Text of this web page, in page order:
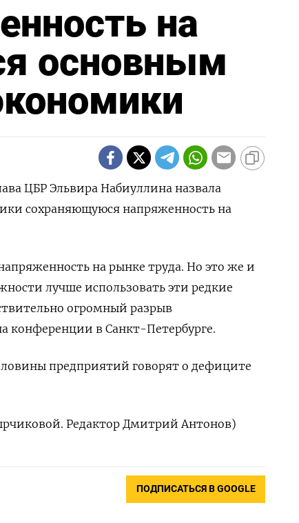
на
основным
ЦБР Эльвира Набиуллина ‌назвала
сохраняющуюся ​напряженность ​на
‌на рынке труда. Но это ​же ‌и
лучше использовать эти редкие
огромный ​разрыв
конференции в Санкт-Петербурге.
предприятий говорят о ‌дефиците
‌Редактор Дмитрий Антонов)
ПОДПИСАТЬСЯ В GOOGLE